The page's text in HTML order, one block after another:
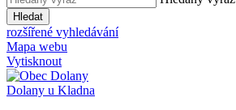
Hledat
rozšířené vyhledávání
Mapa webu
Vytisknout
Dolany u Kladna